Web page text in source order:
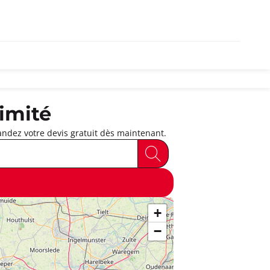
votre devis gratuit dès maintenant.
+
−